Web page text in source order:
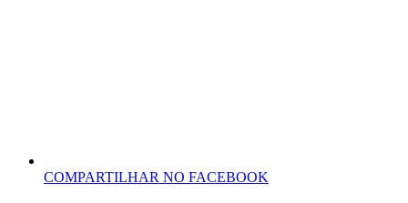
COMPARTILHAR NO FACEBOOK